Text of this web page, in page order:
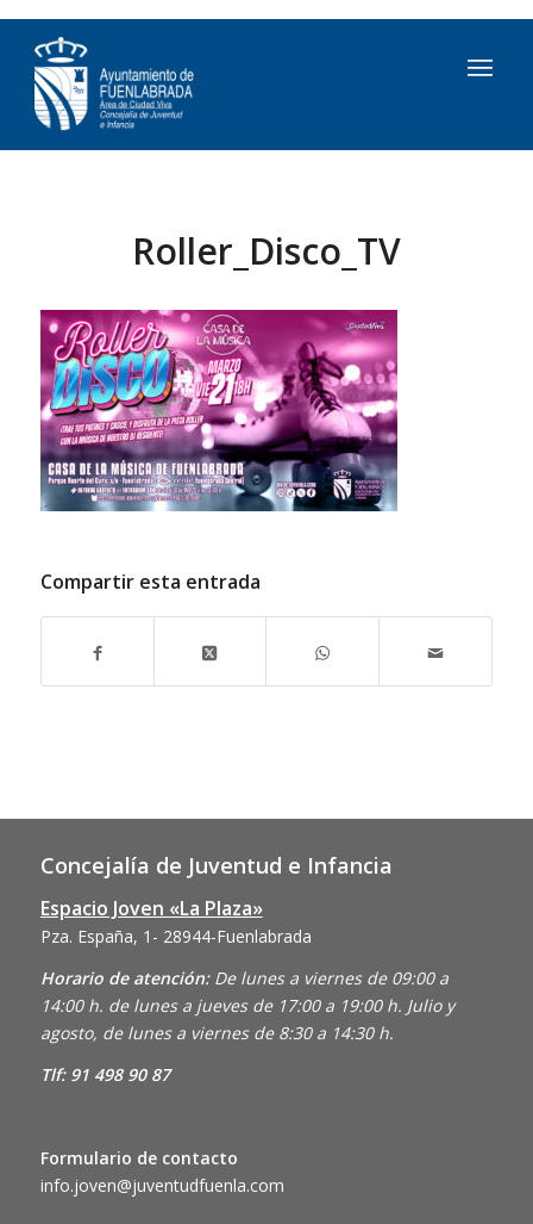
Roller_Disco_TV
Compartir esta entrada
Concejalía de Juventud e Infancia
Espacio Joven «La Plaza»
Pza. España, 1- 28944-Fuenlabrada
Horario de atención: De lunes a viernes de 09:00 a
14:00 h. de lunes a jueves de 17:00 a 19:00 h. Julio y
agosto, de lunes a viernes de 8:30 a 14:30 h.
Tlf: 91 498 90 87
Formulario de contacto
info.joven@juventudfuenla.com